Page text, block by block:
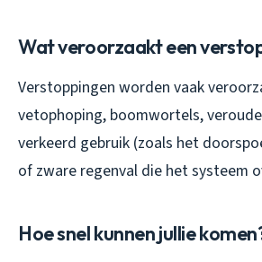
Wat veroorzaakt een
Verstoppingen worden vaak
vetophoping, boomwortels,
verkeerd gebruik (zoals het
of zware regenval die het systeem
Hoe snel kunnen jullie